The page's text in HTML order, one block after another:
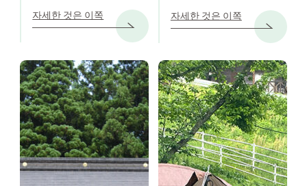
자세한 것은 이쪽 자세한 것은 이쪽